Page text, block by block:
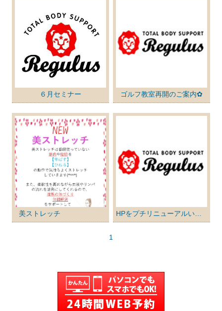
６月セミナー ゴルフ教室再開のご案内✿
美ストレッチ
1